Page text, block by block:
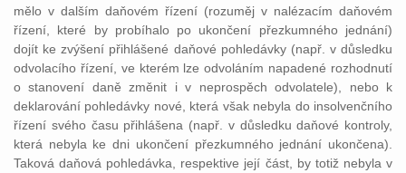
mělo v dalším daňovém řízení (rozuměj v nalézacím daňovém
řízení, které by probíhalo po ukončení přezkumného jednání)
dojít ke zvýšení přihlášené daňové pohledávky (např. v důsledku
odvolacího řízení, ve kterém lze odvoláním napadené rozhodnutí
o stanovení daně změnit i v neprospěch odvolatele), nebo k
deklarování pohledávky nové, která však nebyla do insolvenčního
řízení svého času přihlášena (např. v důsledku daňové kontroly,
která nebyla ke dni ukončení přezkumného jednání ukončena).
Taková daňová pohledávka, respektive její část, by totiž nebyla v